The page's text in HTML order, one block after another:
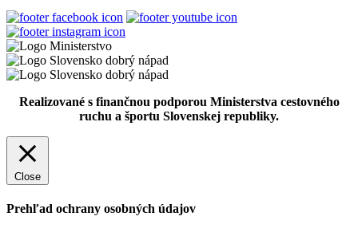
Realizované s finančnou podporou Ministerstva cestovného
ruchu a športu Slovenskej republiky.
Close
Prehľad ochrany osobných údajov